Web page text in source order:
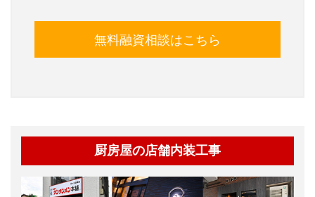
無料融資相談はこちら
厨房屋の店舗内装工事